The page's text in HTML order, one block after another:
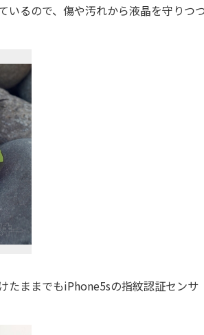
いるので、傷や汚れから液晶を守りつ
たままでもiPhone5sの指紋認証センサ